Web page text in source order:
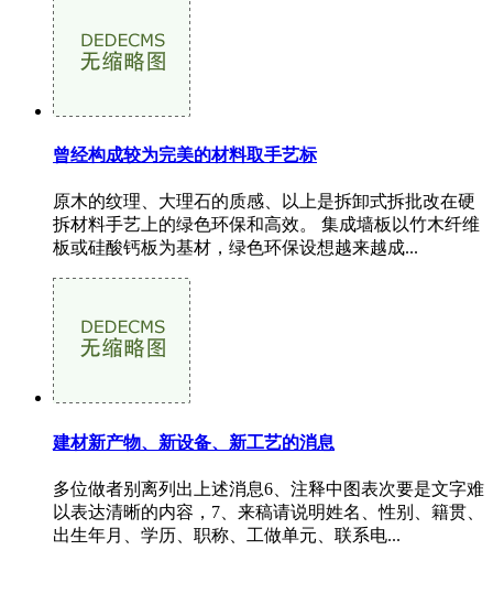
曾经构成较为完美的材料取手艺标
原木的纹理、大理石的质感、以上是拆卸式拆批改在硬
拆材料手艺上的绿色环保和高效。 集成墙板以竹木纤维
板或硅酸钙板为基材，绿色环保设想越来越成...
建材新产物、新设备、新工艺的消息
多位做者别离列出上述消息6、注释中图表次要是文字难
以表达清晰的内容，7、来稿请说明姓名、性别、籍贯、
出生年月、学历、职称、工做单元、联系电...